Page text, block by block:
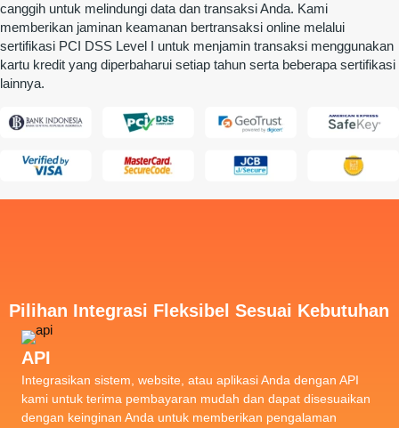
canggih untuk melindungi data dan transaksi Anda. Kami
memberikan jaminan keamanan bertransaksi online melalui
sertifikasi PCI DSS Level I untuk menjamin transaksi menggunakan
kartu kredit yang diperbaharui setiap tahun serta beberapa sertifikasi
lainnya.
Pilihan Integrasi Fleksibel Sesuai Kebutuhan
API
Integrasikan sistem, website, atau aplikasi Anda dengan API
kami untuk terima pembayaran mudah dan dapat disesuaikan
dengan keinginan Anda untuk memberikan pengalaman